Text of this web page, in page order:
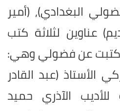
البغدادي), (أمير
عناوين لثلاثة كتب
كتبت عن فضولي وهي:
الأستاذ (عبد القادر
للأديب الآذري حميد